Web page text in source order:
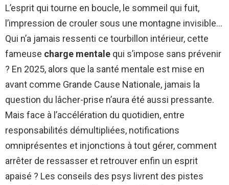
L’esprit qui tourne en boucle, le sommeil qui fuit,
l’impression de crouler sous une montagne invisible…
Qui n’a jamais ressenti ce tourbillon intérieur, cette
fameuse charge mentale qui s’impose sans prévenir
? En 2025, alors que la santé mentale est mise en
avant comme Grande Cause Nationale, jamais la
question du lâcher-prise n’aura été aussi pressante.
Mais face à l’accélération du quotidien, entre
responsabilités démultipliées, notifications
omniprésentes et injonctions à tout gérer, comment
arrêter de ressasser et retrouver enfin un esprit
apaisé ? Les conseils des psys livrent des pistes